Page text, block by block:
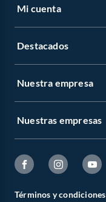
Mi cuenta
Destacados
Nuestra empresa
Nuestras empresas
Términos y condiciones